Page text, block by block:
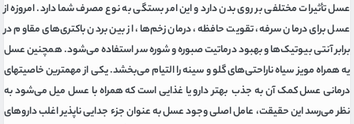
عسل تأثیرات مختلفی بر روی بدن دارد و این امر بستگی به نوع مصرف شما دارد. امروزه از
عسل برای درمان سرفه، تقویت حافظه، درمان زخم‌ها، از بین بردن باکتری‌های مقاوم در
برابر آنتی بیوتیک‌ها و بهبود درماتیت صبوره و شوره سر استفاده می‌شود. همچنین عسل
یه همراه مویز سیاه ناراحتی‌های گلو و سینه را التیام می‌بخشد. یکی از مهمترین خاصیتهای
درمانی عسل کمک آن به جذب بهتر دارو یا غذایی است که همراه با عسل میل می‌شود به
نظر می‌رسد این حقیقت، عامل اصلی وجود عسل به عنوان جزء جدایی ناپذیر اغلب داروهای